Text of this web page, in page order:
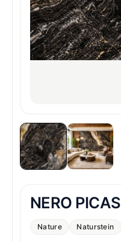
NERO
Nature Naturstein